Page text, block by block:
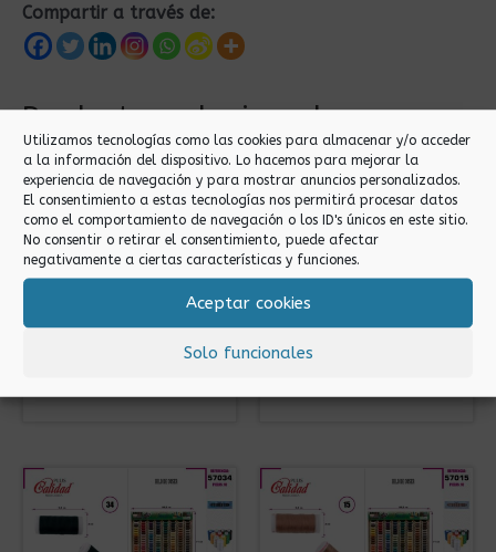
Utilizamos tecnologías como las cookies para almacenar y/o acceder
a la información del dispositivo. Lo hacemos para mejorar la
experiencia de navegación y para mostrar anuncios personalizados.
El consentimiento a estas tecnologías nos permitirá procesar datos
como el comportamiento de navegación o los ID's únicos en este sitio.
No consentir o retirar el consentimiento, puede afectar
negativamente a ciertas características y funciones.
Aceptar cookies
Solo funcionales
Compartir a través de:
Productos relacionados